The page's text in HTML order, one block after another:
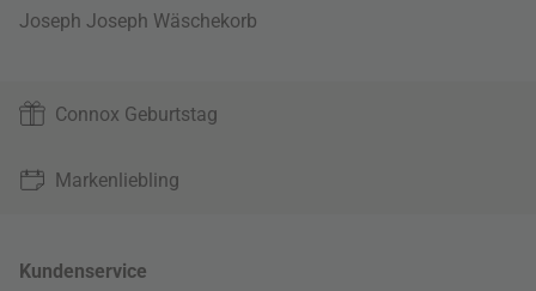
Joseph Joseph Wäschekorb
Connox Geburtstag
Markenliebling
Kundenservice